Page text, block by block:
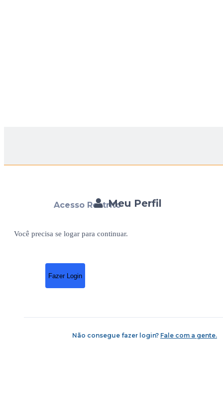
Meu Perfil
Acesso Restrito
Você precisa se logar para continuar.
Fazer Login
Não consegue fazer login? Fale com a gente.